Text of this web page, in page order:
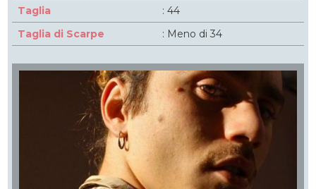
Taglia
: 44
Taglia di Scarpe
: Meno di 34